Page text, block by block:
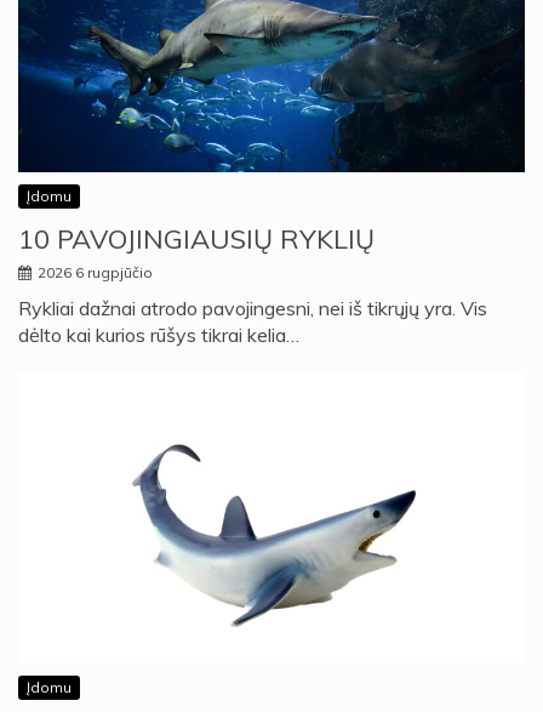
Įdomu
10 PAVOJINGIAUSIŲ RYKLIŲ
2026 6 rugpjūčio
Rykliai dažnai atrodo pavojingesni, nei iš tikrųjų yra. Vis
dėlto kai kurios rūšys tikrai kelia…
Įdomu